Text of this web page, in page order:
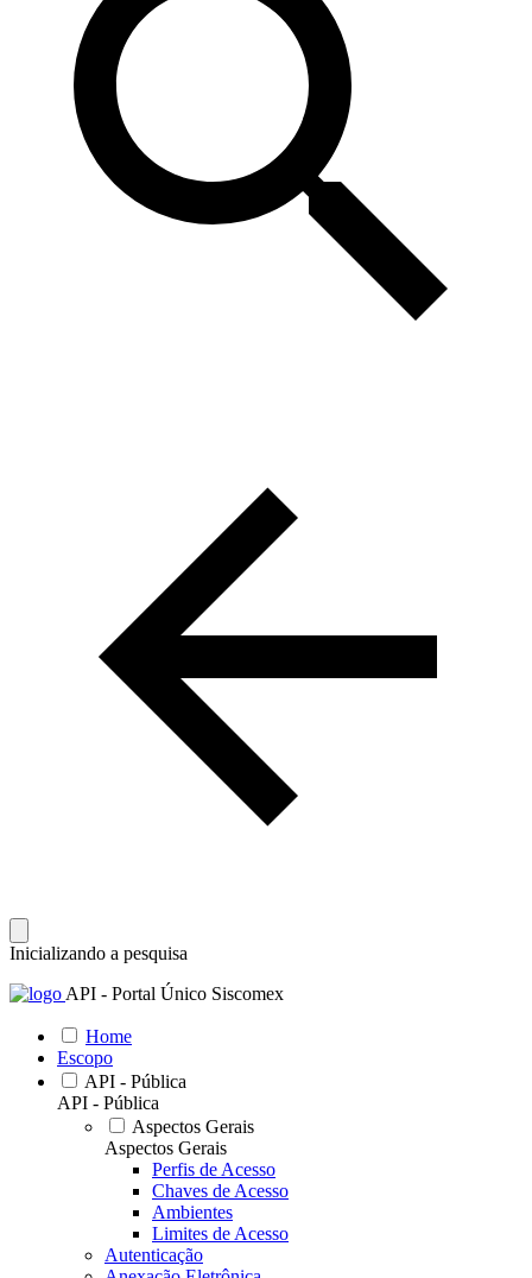
Inicializando a pesquisa
API - Portal Único Siscomex
Home
Escopo
API - Pública
API - Pública
Aspectos Gerais
Aspectos Gerais
Perfis de Acesso
Chaves de Acesso
Ambientes
Limites de Acesso
Autenticação